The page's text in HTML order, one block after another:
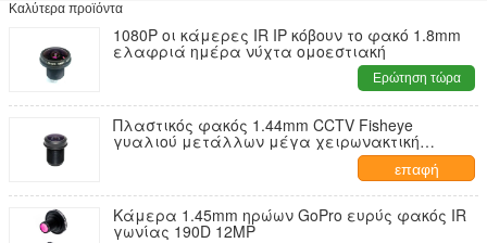
Καλύτερα προϊόντα
1080P οι κάμερες IR IP κόβουν το φακό 1.8mm
ελαφριά ημέρα νύχτα ομοεστιακή
Ερώτηση τώρα
Πλαστικός φακός 1.44mm CCTV Fisheye
γυαλιού μετάλλων μέγα χειρωνακτική
επαφή
Κάμερα 1.45mm ηρώων GoPro ευρύς φακός IR
γωνίας 190D 12MP